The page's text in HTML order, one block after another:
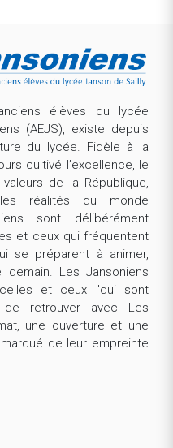
élèves du lycée
(AEJS), existe depuis
du lycée. Fidèle à la
cultivé l’excellence, le
de la République,
réalités du monde
sont délibérément
et ceux qui fréquentent
se préparent à animer,
Les Jansoniens
et ceux "qui sont
de retrouver avec Les
une ouverture et une
de leur empreinte